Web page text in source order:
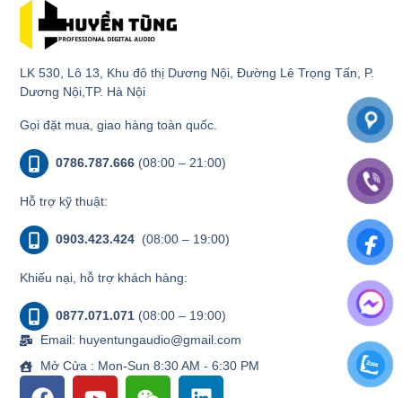
LK 530, Lô 13, Khu đô thị Dương Nội, Đường Lê Trọng Tấn, P.
Dương Nội,TP. Hà Nội
Gọi đặt mua, giao hàng toàn quốc.
0786.787.666 (08:00 – 21:00)
Hỗ trợ kỹ thuật:
0903.423.424 (08:00 – 19:00)
Khiếu nại, hỗ trợ khách hàng:
0877.071.071 (08:00 – 19:00)
Email: huyentungaudio@gmail.com
Mở Cửa : Mon-Sun 8:30 AM - 6:30 PM